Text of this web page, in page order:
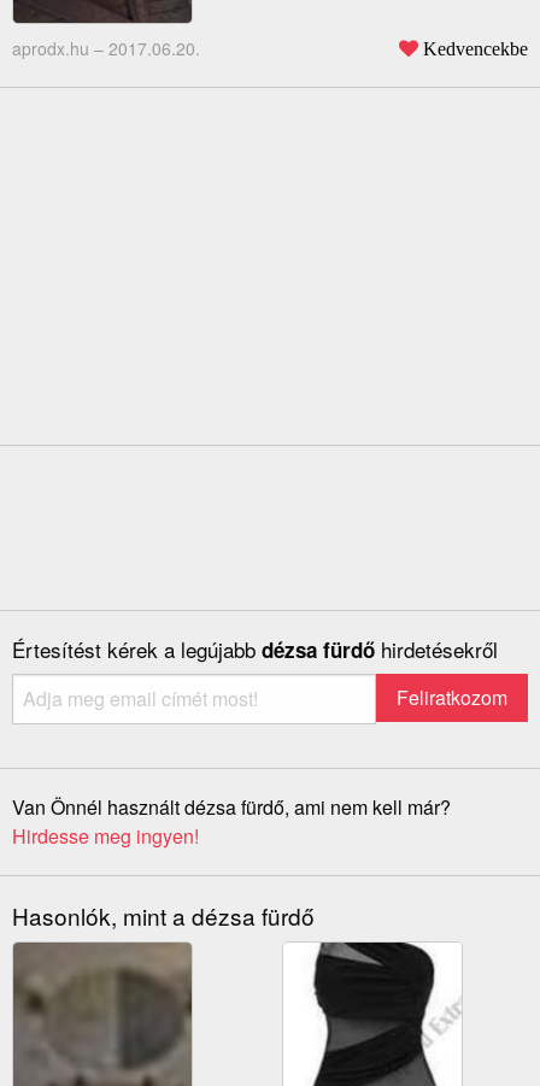
aprodx.hu – 2017.06.20. Kedvencekbe
Értesítést kérek a legújabb dézsa fürdő hirdetésekről
Van Önnél használt dézsa fürdő, ami nem kell már?
Hirdesse meg ingyen!
Hasonlók, mint a dézsa fürdő